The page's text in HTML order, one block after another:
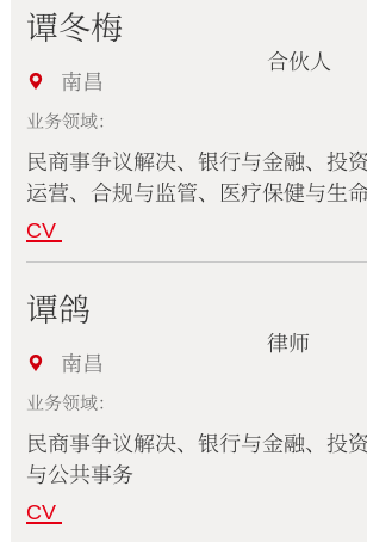
谭冬梅
南昌
合伙人
业务领域：
民商事争议解决、银行与金融、投
运营、合规与监管、医疗保健与生
CV
谭鸽
南昌
律师
业务领域：
民商事争议解决、银行与金融、投
与公共事务
CV